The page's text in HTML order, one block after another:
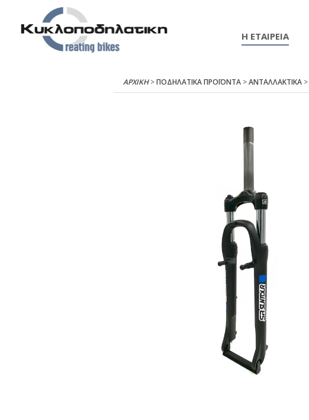
Η ΕΤΑΙΡΕΙΑ
ΑΡΧΙΚΉ>ΠΟΔΗΛΑΤΙΚΑ ΠΡΟΪΟΝΤΑ>ΑΝΤΑΛΛΑΚΤΙΚΑ>